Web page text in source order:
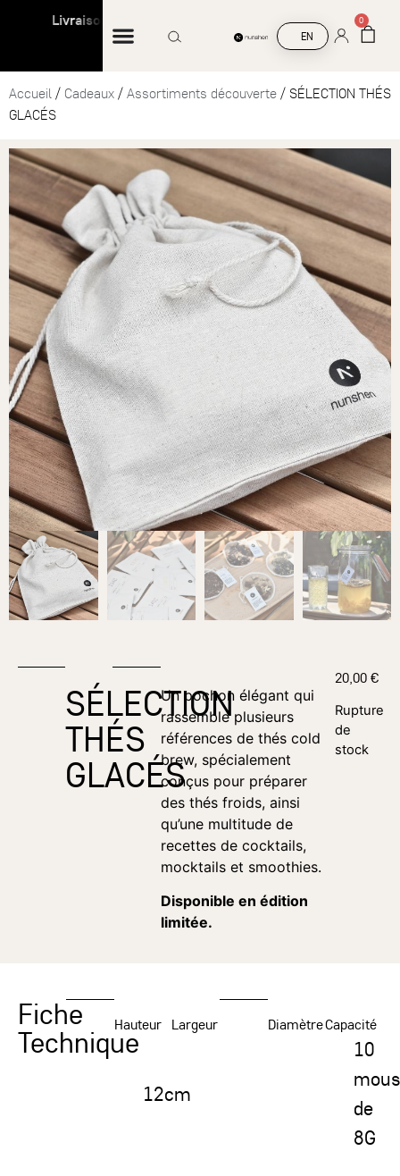
Livraison offerte à partir de 45 € d’achat
EN
0
Accueil / Cadeaux / Assortiments découverte / SÉLECTION THÉS
GLACÉS
SÉLECTION
THÉS
GLACÉS
Un pochon élégant qui
rassemble plusieurs
références de thés cold
brew, spécialement
conçus pour préparer
des thés froids, ainsi
qu’une multitude de
recettes de cocktails,
mocktails et smoothies.
Disponible en édition
limitée.
20,00 €
Rupture
de
stock
Fiche
TechniqueHauteur
12cm
Largeur DiamètreCapacité
10
de
8G